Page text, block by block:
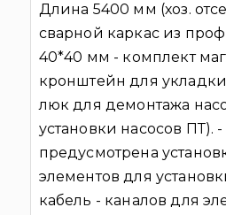
Длина 5400 мм (хоз.
сварной каркас из
40*40 мм - комплект
кронштейн для
люк для демонтажа
установки насосов ПТ). -
предусмотрена
элементов для
кабель - каналов для